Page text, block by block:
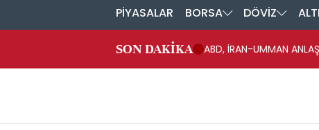
PİYASALAR BORSA DÖVİZ
SON DAKİKA ABD, İRAN-UMMAN